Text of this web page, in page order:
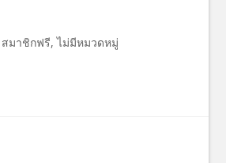
สมาชิกฟรี,ไม่มีหมวดหมู่